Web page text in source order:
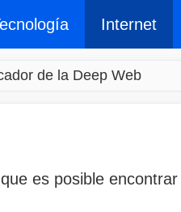
Internet
de la Deep Web
es posible